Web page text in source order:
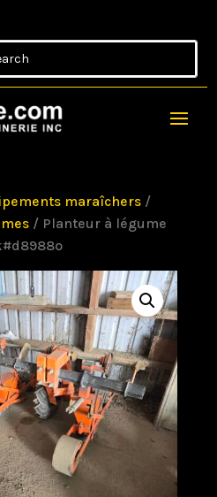
maraîchers /
/ Planteur à légume